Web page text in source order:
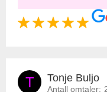
T Tonje Buljo
Antall omtaler: